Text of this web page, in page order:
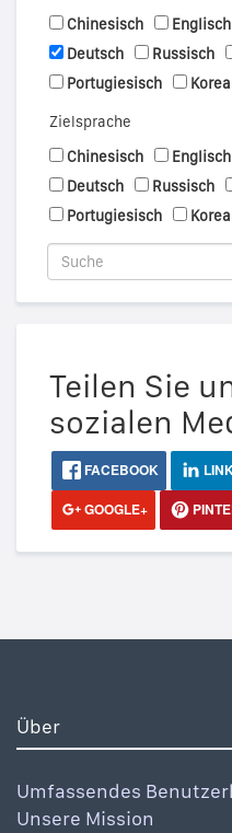
Chinesisch
Englisch
Deutsch
Russisch
Portugiesisch
Zielsprache
Chinesisch
Englisch
Deutsch
Russisch
Portugiesisch
Teilen Sie
sozialen
FACEBOOK
GOOGLE+
Über
Umfassendes
Unsere Mission